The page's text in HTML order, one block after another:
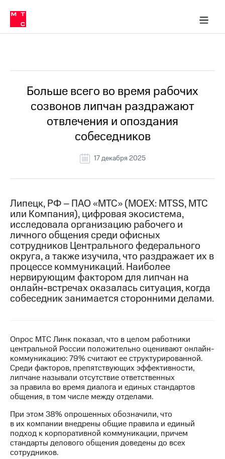
Медиа-центр
и акционерам
Устойчивое развитие
Комплаенс и деловая этика
компании
Карьера
История
компании
Руководство
информация
Медиа-центр
Пресс-
релизы
МТС
о технологиях
Достижения
Интервью
Контакты
Новости
в
регионе
и акционерам
управление
Корпоративный
секретарь
Раскрытие
в МТС
Пресс-
релизы
МТС
о технологиях
Больше всего во время рабочих
созвонов липчан раздражают
отвлечения и опоздания
собеседников
17 декабря 2025
Липецк, РФ – ПАО «МТС» (MOEX: MTSS, МТС
или Компания), цифровая экосистема,
исследовала организацию рабочего и
личного общения среди офисных
сотрудников Центрального федерального
округа, а также изучила, что раздражает их в
процессе коммуникаций. Наиболее
нервирующим фактором для липчан на
онлайн-встречах оказалась ситуация, когда
собеседник занимается сторонними делами.
Опрос МТС Линк показал, что в целом работники
центральной России положительно оценивают онлайн-
коммуникацию: 79% считают ее структурированной.
Среди факторов, препятствующих эффективности,
липчане называли отсутствие ответственных
за правила во время диалога и единых стандартов
общения, в том числе между отделами.
При этом 38% опрошенных обозначили, что
в их компании внедрены общие правила и единый
подход к корпоративной коммуникации, причем
стандарты делового общения доведены до всех
сотрудников.